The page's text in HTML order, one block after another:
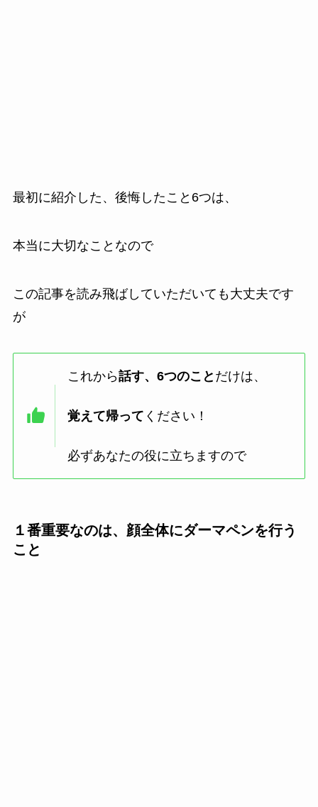
最初に紹介した、後悔したこと6つは、
本当に大切なことなので
この記事を読み飛ばしていただいても大丈夫です
が
これから話す、6つのこと だけは、
覚えて帰って ください！
必ずあなたの役に立ちますので
１番重要なのは、顔全体にダーマペンを行う
こと